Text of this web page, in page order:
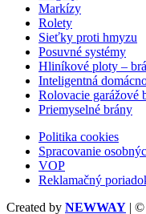
Markízy
Rolety
Sieťky proti hmyzu
Posuvné systémy
Hliníkové ploty –
Inteligentná
Rolovacie garážové
Priemyselné brány
Politika cookies
Spracovanie
VOP
Reklamačný
Created by NEWWAY | ©